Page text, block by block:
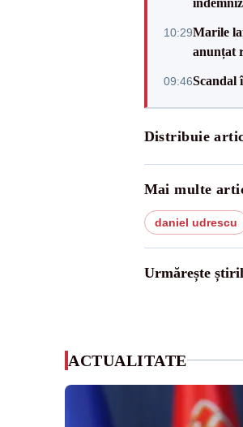
10:29Marile
anunțat
09:46Scandal
Distribuie
Mai multe
daniel udrescu
Urmărește
ACTUALITATE